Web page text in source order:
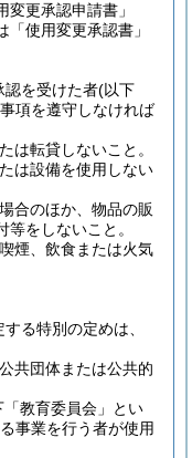
変更承認申請書」
使用変更承認書」
認を受けた者(以下
項を遵守しなければ
は転貸しないこと。
は設備を使用しない
合のほか、物品の販
をしないこと。
煙、飲食または火気
する特別の定めは、
共団体または公共的
「教育委員会」とい
事業を行う者が使用